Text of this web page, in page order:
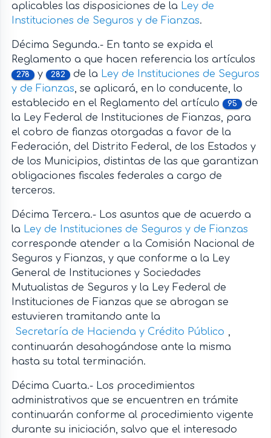
aplicables las disposiciones de la Ley de
Instituciones de Seguros y de Fianzas.
Décima Segunda.- En tanto se expida el
Reglamento a que hacen referencia los artículos
278 y 282 de la Ley de Instituciones de Seguros
y de Fianzas, se aplicará, en lo conducente, lo
establecido en el Reglamento del artículo
95
de
la Ley Federal de Instituciones de Fianzas, para
el cobro de fianzas otorgadas a favor de la
Federación, del Distrito Federal, de los Estados y
de los Municipios, distintas de las que garantizan
obligaciones fiscales federales a cargo de
terceros.
Décima Tercera.- Los asuntos que de acuerdo a
la Ley de Instituciones de Seguros y de Fianzas
corresponde atender a la Comisión Nacional de
Seguros y Fianzas, y que conforme a la Ley
General de Instituciones y Sociedades
Mutualistas de Seguros y la Ley Federal de
Instituciones de Fianzas que se abrogan se
estuvieren tramitando ante la
Secretaría de Hacienda y Crédito Público ,
continuarán desahogándose ante la misma
hasta su total terminación.
Décima Cuarta.- Los procedimientos
administrativos que se encuentren en trámite
continuarán conforme al procedimiento vigente
durante su iniciación, salvo que el interesado